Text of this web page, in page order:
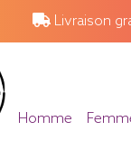
Livraison
Homme